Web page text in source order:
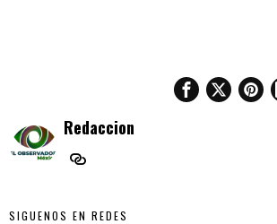
Redaccion
SIGUENOS EN REDES